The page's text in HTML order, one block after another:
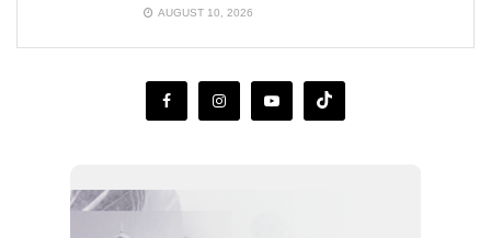
AUGUST 10, 2026